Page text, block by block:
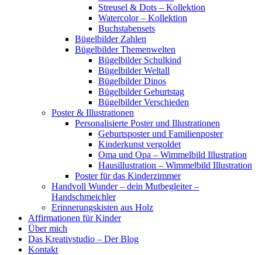
Streusel & Dots – Kollektion
Watercolor – Kollektion
Buchstabensets
Bügelbilder Zahlen
Bügelbilder Themenwelten
Bügelbilder Schulkind
Bügelbilder Weltall
Bügelbilder Dinos
Bügelbilder Geburtstag
Bügelbilder Verschieden
Poster & Illustrationen
Personalisierte Poster und Illustrationen
Geburtsposter und Familienposter
Kinderkunst vergoldet
Oma und Opa – Wimmelbild Illustration
Hausillustration – Wimmelbild Illustration
Poster für das Kinderzimmer
Handvoll Wunder – dein Mutbegleiter –
Handschmeichler
Erinnerungskisten aus Holz
Affirmationen für Kinder
Über mich
Das Kreativstudio – Der Blog
Kontakt